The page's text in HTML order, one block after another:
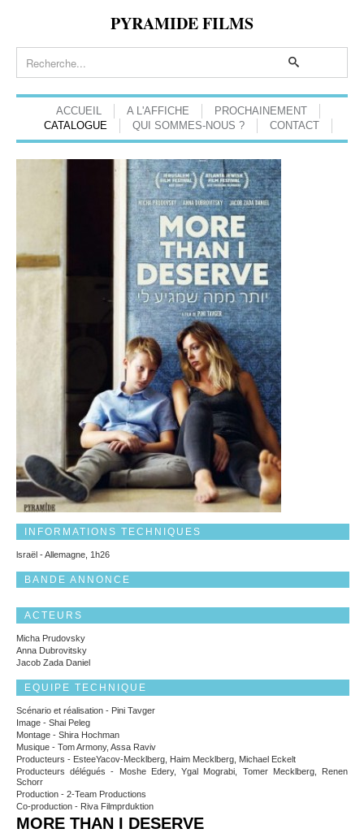
PYRAMIDE FILMS
ACCUEIL A L'AFFICHE
PROCHAINEMENT
CATALOGUE
QUI SOMMES-NOUS ? CONTACT
INFORMATIONS TECHNIQUES
lsraël - Allemagne, 1h26
BANDE ANNONCE
ACTEURS
Micha Prudovsky
Anna Dubrovitsky
Jacob Zada Daniel
EQUIPE TECHNIQUE
Scénario et réalisation - Pini Tavger
Image - Shai Peleg
Montage - Shira Hochman
Musique - Tom Armony, Assa Raviv
Producteurs - EsteeYacov-Mecklberg, Haim Mecklberg, Michael Eckelt
Producteurs délégués - Moshe Edery, Ygal Mograbi, Tomer Mecklberg, Renen
Schorr
Production - 2-Team Productions
Co-production - Riva Filmprduktion
MORE THAN I DESERVE